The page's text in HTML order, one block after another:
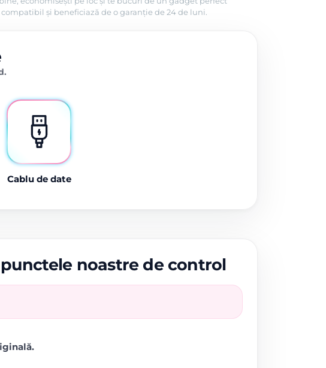
și beneficiază de o garanție de 24 de luni.
Cablu de date
noastre de control